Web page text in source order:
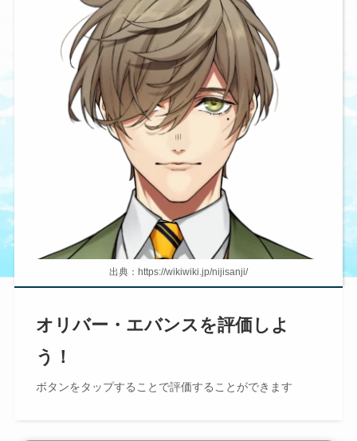
出典：https://wikiwiki.jp/nijisanji/
オリバー・エバンスを評価しよ
う！
ボタンをタップすることで評価することができます